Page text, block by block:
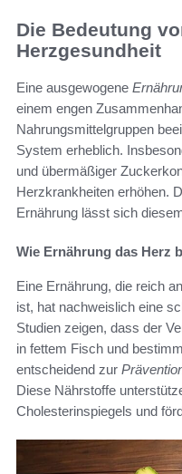
Die Bedeutung
Herzgesundheit
Eine ausgewogene
einem engen
Nahrungsmittelgruppen
System erheblich.
und übermäßiger
Herzkrankheiten erhöhen.
Ernährung lässt sich
Wie Ernährung das Herz
Eine Ernährung, die reich
ist, hat nachweislich eine
Studien zeigen, dass der
in fettem Fisch und
entscheidend zur
Diese Nährstoffe
Cholesterinspiegels und